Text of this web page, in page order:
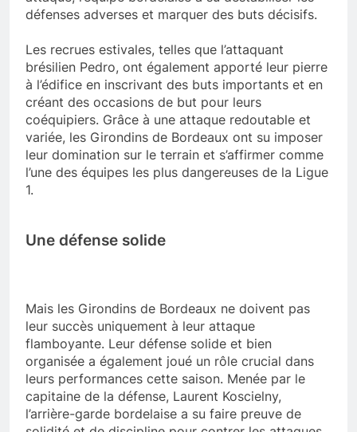
défenses adverses et marquer des buts décisifs.
Les recrues estivales, telles que l’attaquant
brésilien Pedro, ont également apporté leur pierre
à l’édifice en inscrivant des buts importants et en
créant des occasions de but pour leurs
coéquipiers. Grâce à une attaque redoutable et
variée, les Girondins de Bordeaux ont su imposer
leur domination sur le terrain et s’affirmer comme
l’une des équipes les plus dangereuses de la Ligue
1.
Une défense solide
Mais les Girondins de Bordeaux ne doivent pas
leur succès uniquement à leur attaque
flamboyante. Leur défense solide et bien
organisée a également joué un rôle crucial dans
leurs performances cette saison. Menée par le
capitaine de la défense, Laurent Koscielny,
l’arrière-garde bordelaise a su faire preuve de